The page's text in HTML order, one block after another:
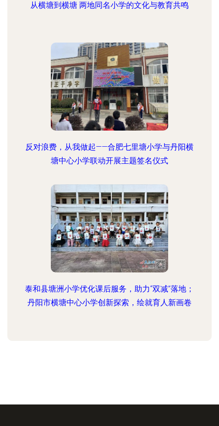
从横塘到横塘 两地同名小学的文化与教育共鸣
反对浪费，从我做起——合肥七里塘小学与丹阳横
塘中心小学联动开展主题签名仪式
泰和县塘洲小学优化课后服务，助力“双减”落地；
丹阳市横塘中心小学创新探索，绘就育人新画卷